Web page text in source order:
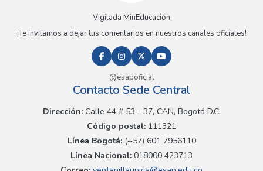
Vigilada MinEducación
¡Te invitamos a dejar tus comentarios en nuestros canales oficiales!
@esapoficial
Contacto Sede Central
Dirección:Calle 44 # 53 - 37, CAN, Bogotá D.C.
Código postal: 111321
Línea Bogotá:(+57) 601 7956110
Línea Nacional: 018000 423713